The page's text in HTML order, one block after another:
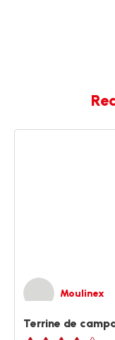
Moulinex
Terrine de